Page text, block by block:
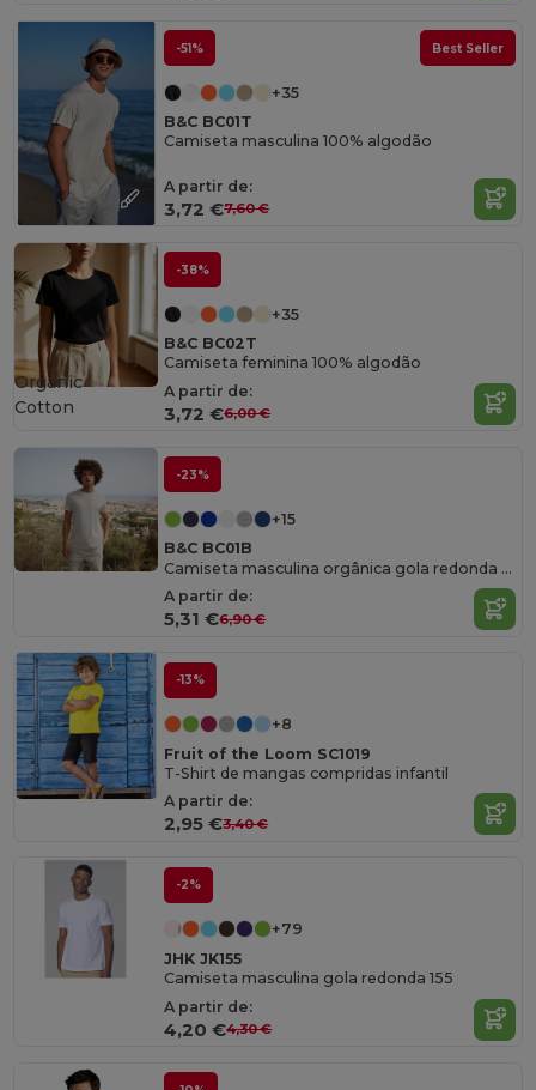
-51% Best Seller
+35
B&C BC01T
Camiseta masculina 100% algodão
A partir de:
3,72 €7,60 €
-38%
+35
B&C BC02T
Camiseta feminina 100% algodão
A partir de:
3,72 €6,00 €
Organic
Cotton
-23%
+15
B&C BC01B
Camiseta masculina orgânica gola redonda 150
A partir de:
5,31 €6,90 €
-13%
+8
Fruit of the Loom SC1019
T-Shirt de mangas compridas infantil
A partir de:
2,95 €3,40 €
-2%
+79
JHK JK155
Camiseta masculina gola redonda 155
A partir de:
4,20 €4,30 €